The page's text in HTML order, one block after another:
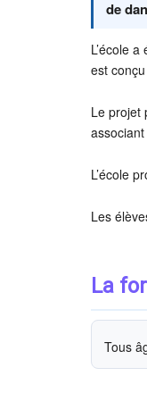
de
L’école
est
Le projet
L’école
Les
La
Tous